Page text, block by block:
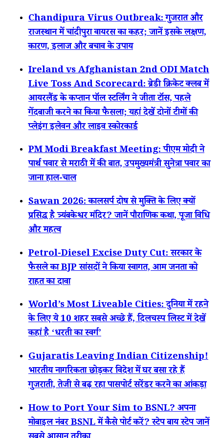
Chandipura Virus Outbreak: गुजरात और
राजस्थान में चांदीपुरा वायरस का कहर; जानें इसके लक्षण,
कारण, इलाज और बचाव के उपाय
Ireland vs Afghanistan 2nd ODI Match
Live Toss And Scorecard: ब्रेडी क्रिकेट क्लब में
आयरलैंड के कप्तान पॉल स्टर्लिंग ने जीता टॉस, पहले
गेंदबाजी करने का किया फैसला; यहां देखें दोनों टीमों की
प्लेइंग इलेवन और लाइव स्कोरकार्ड
PM Modi Breakfast Meeting: पीएम मोदी ने
पार्थ पवार से मराठी में की बात, उपमुख्यमंत्री सुनेत्रा पवार का
जाना हाल-चाल
Sawan 2026: कालसर्प दोष से मुक्ति के लिए क्यों
प्रसिद्ध है त्र्यंबकेश्वर मंदिर? जानें पौराणिक कथा, पूजा विधि
और महत्व
Petrol-Diesel Excise Duty Cut: सरकार के
फैसले का BJP सांसदों ने किया स्वागत, आम जनता को
राहत का दावा
World’s Most Liveable Cities: दुनिया में रहने
के लिए ये 10 शहर सबसे अच्छे हैं, दिलचस्प लिस्ट में देखें
कहां है ‘धरती का स्वर्ग’
Gujaratis Leaving Indian Citizenship!
भारतीय नागरिकता छोड़कर विदेश में घर बसा रहे हैं
गुजराती, तेजी से बढ़ रहा पासपोर्ट सरेंडर करने का आंकड़ा
How to Port Your Sim to BSNL? अपना
मोबाइल नंबर BSNL में कैसे पोर्ट करें? स्टेप बाय स्टेप जानें